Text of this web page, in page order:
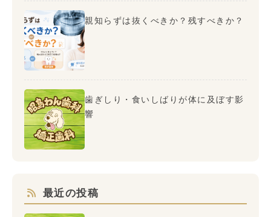
親知らずは抜くべきか？残すべきか？
歯ぎしり・食いしばりが体に及ぼす影
響
最近の投稿